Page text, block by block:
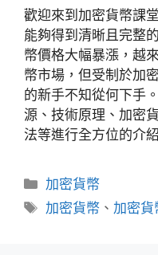
歡迎來到加密貨幣課
能夠得到清晰且完整
幣價格大幅暴漲，越
幣市場，但受制於加
的新手不知從何下手
源、技術原理、加密
法等進行全方位的介
分
類
加密貨幣
標
加密貨幣 、加密貨